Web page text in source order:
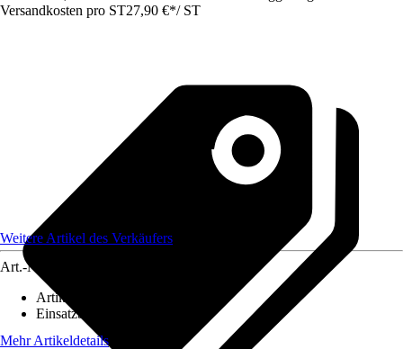
Versandkosten pro ST27,90 €*/ ST
Weitere Artikel des Verkäufers
Art.-Nr.
Artikeltyp
Einsatzbereich
Mehr Artikeldetails